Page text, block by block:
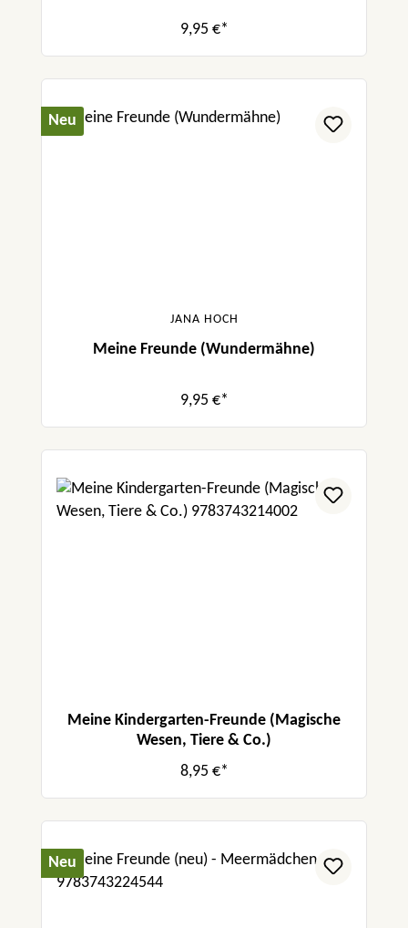
9,95 €*
Neu
JANA HOCH
Meine Freunde (Wundermähne)
9,95 €*
Meine Kindergarten-Freunde (Magische
Wesen, Tiere & Co.)
8,95 €*
Neu